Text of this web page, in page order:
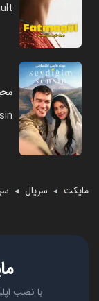
مایکت ◄ سریال ◄
با نصب